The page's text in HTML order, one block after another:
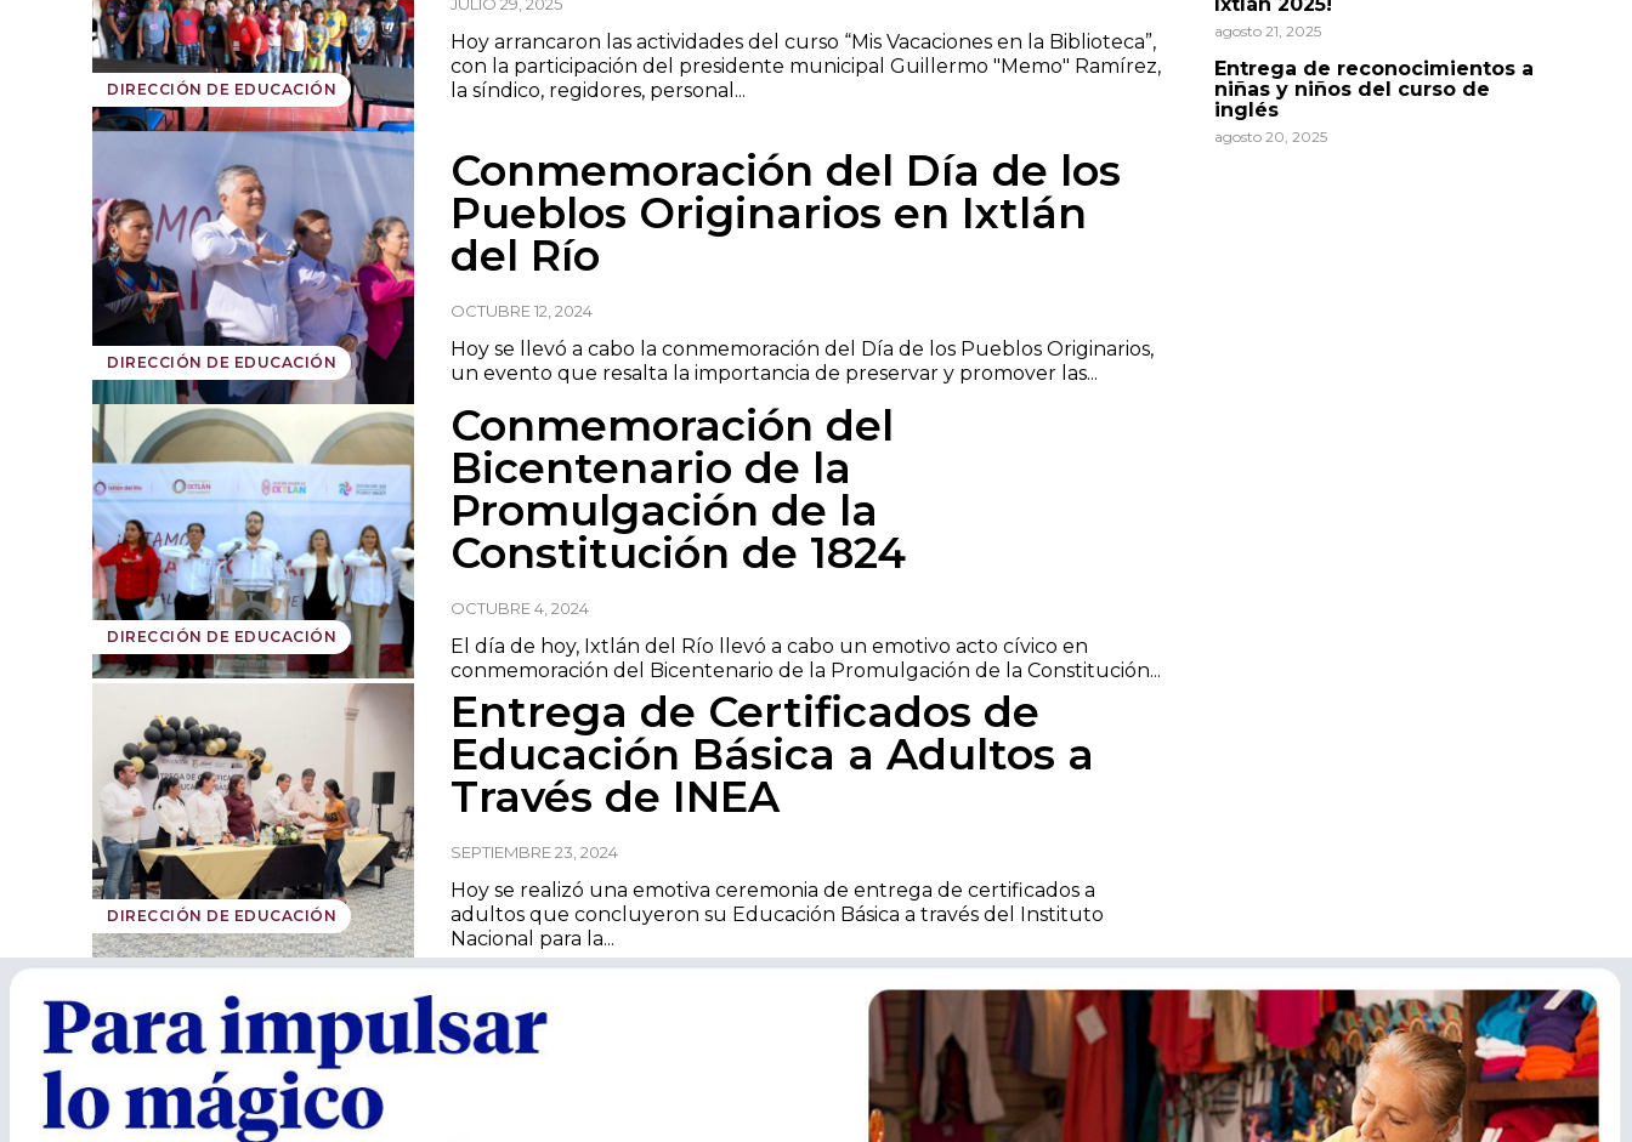
DIRECCIÓN DE EDUCACIÓN
Hoy arrancaron las actividades del curso “Mis Vacaciones en la Biblioteca”,
con la participación del presidente municipal Guillermo "Memo" Ramírez,
la síndico, regidores, personal...
DIRECCIÓN DE EDUCACIÓN
Conmemoración del Día de los
Pueblos Originarios en Ixtlán
del Río
OCTUBRE 12, 2024
Hoy se llevó a cabo la conmemoración del Día de los Pueblos Originarios,
un evento que resalta la importancia de preservar y promover las...
DIRECCIÓN DE EDUCACIÓN
Conmemoración del
Bicentenario de la
Promulgación de la
Constitución de 1824
OCTUBRE 4, 2024
El día de hoy, Ixtlán del Río llevó a cabo un emotivo acto cívico en
conmemoración del Bicentenario de la Promulgación de la Constitución...
DIRECCIÓN DE EDUCACIÓN
Entrega de Certificados de
Educación Básica a Adultos a
Través de INEA
SEPTIEMBRE 23, 2024
Hoy se realizó una emotiva ceremonia de entrega de certificados a
adultos que concluyeron su Educación Básica a través del Instituto
Nacional para la...
Ixtlán 2025!
agosto 21, 2025
Entrega de reconocimientos a
niñas y niños del curso de
inglés
agosto 20, 2025